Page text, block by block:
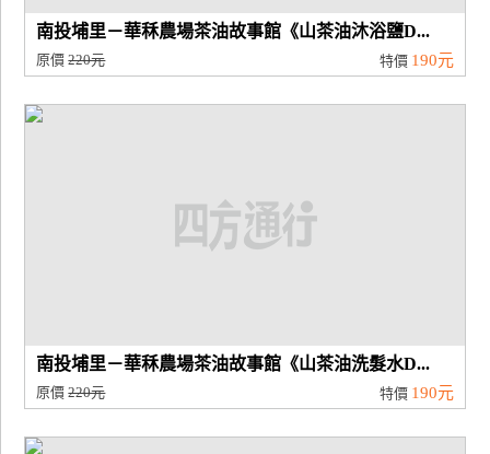
南投埔里－華秝農場茶油故事館《山茶油沐浴鹽D...
原價220元 特價 190元
南投埔里－華秝農場茶油故事館《山茶油洗髮水D...
原價220元 特價 190元